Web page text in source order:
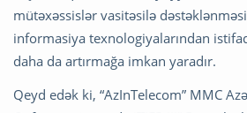
mütəxəssislər vasitəsilə
informasiya texnologiyalarından
daha da artırmağa imkan yaradır.
Qeyd edək ki, “AzInTelecom” MMC